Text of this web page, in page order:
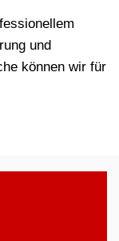
und
können wir für